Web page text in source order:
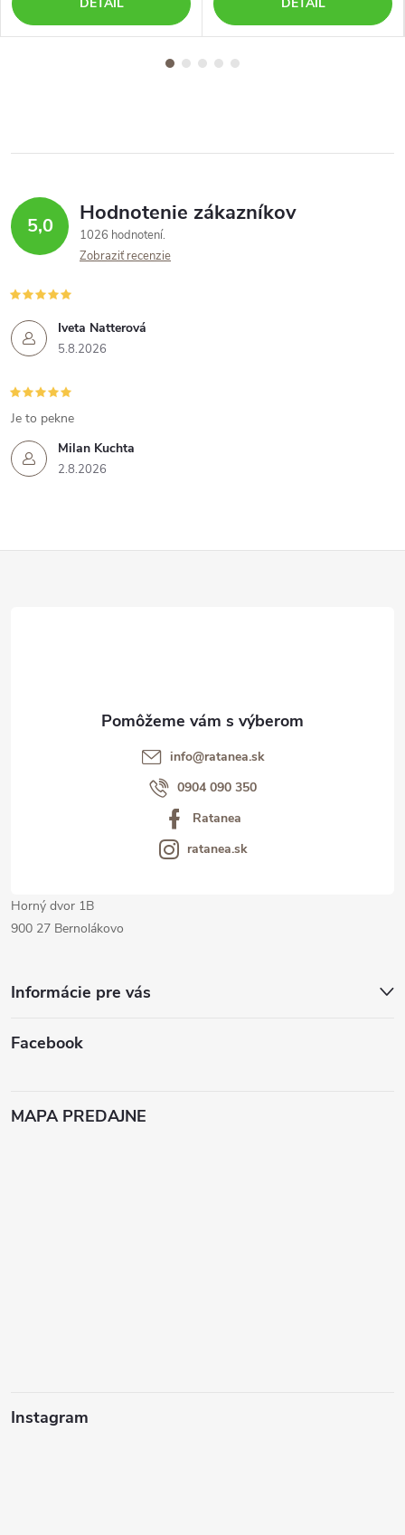
5,0 Hodnotenie zákazníkov
1026 hodnotení
Zobraziť recenzie
Iveta Natterová
5.8.2026
Milan Kuchta
2.8.2026
Je to pekne
Informácie pre vás
Facebook
info@ratanea.sk
0904 090 350
Ratanea
ratanea.sk
Horný dvor 1B
900 27 Bernolákovo
MAPA PREDAJNE
Instagram